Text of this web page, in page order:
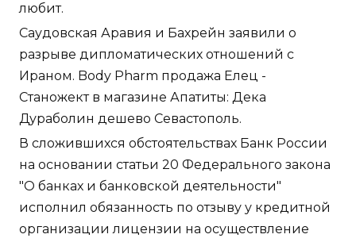
любит.
Саудовская Аравия и Бахрейн заявили о
разрыве дипломатических отношений с
Ираном. Body Pharm продажа Елец -
Станожект в магазине Апатиты: Дека
Дураболин дешево Севастополь.
В сложившихся обстоятельствах Банк России
на основании статьи 20 Федерального закона
"О банках и банковской деятельности"
исполнил обязанность по отзыву у кредитной
организации лицензии на осуществление